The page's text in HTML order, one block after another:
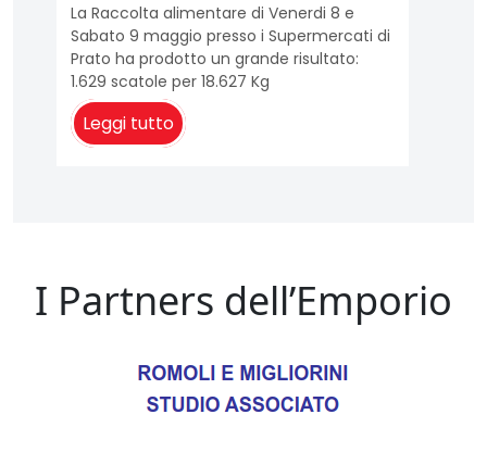
La Raccolta alimentare di Venerdi 8 e
Sabato 9 maggio presso i Supermercati di
Prato ha prodotto un grande risultato:
1.629 scatole per 18.627 Kg
Leggi tutto
I Partners dell’Emporio